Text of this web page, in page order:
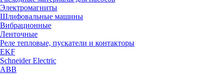
Электромагниты
Шлифовальные машины
Вибрационные
Ленточные
Реле тепловые, пускатели и контакторы
EKF
Schneider Electric
ABB